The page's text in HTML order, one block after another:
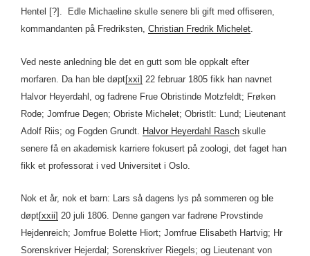
Hentel [?]. Edle Michaeline skulle senere bli gift med offiseren,
kommandanten på Fredriksten, Christian Fredrik Michelet.
Ved neste anledning ble det en gutt som ble oppkalt efter
morfaren. Da han ble døpt[xxi] 22 februar 1805 fikk han navnet
Halvor Heyerdahl, og fadrene Frue Obristinde Motzfeldt; Frøken
Rode; Jomfrue Degen; Obriste Michelet; Obristlt: Lund; Lieutenant
Adolf Riis; og Fogden Grundt. Halvor Heyerdahl Rasch skulle
senere få en akademisk karriere fokusert på zoologi, det faget han
fikk et professorat i ved Universitet i Oslo.
Nok et år, nok et barn: Lars så dagens lys på sommeren og ble
døpt[xxii] 20 juli 1806. Denne gangen var fadrene Provstinde
Hejdenreich; Jomfrue Bolette Hiort; Jomfrue Elisabeth Hartvig; Hr
Sorenskriver Hejerdal; Sorenskriver Riegels; og Lieutenant von